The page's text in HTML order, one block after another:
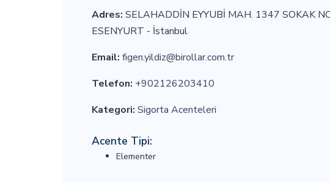
Adres: SELAHADDİN EYYUBİ MAH. 1347 SOKAK
ESENYURT - İstanbul
Email: figen.yildiz@birollar.com.tr
Telefon: +902126203410
Kategori: Sigorta Acenteleri
Acente Tipi:
Elementer